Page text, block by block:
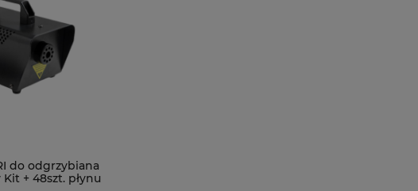
do odgrzybiana
+ 48szt. płynu